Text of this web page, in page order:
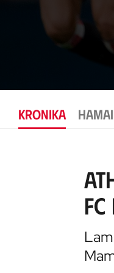
KRONIKA